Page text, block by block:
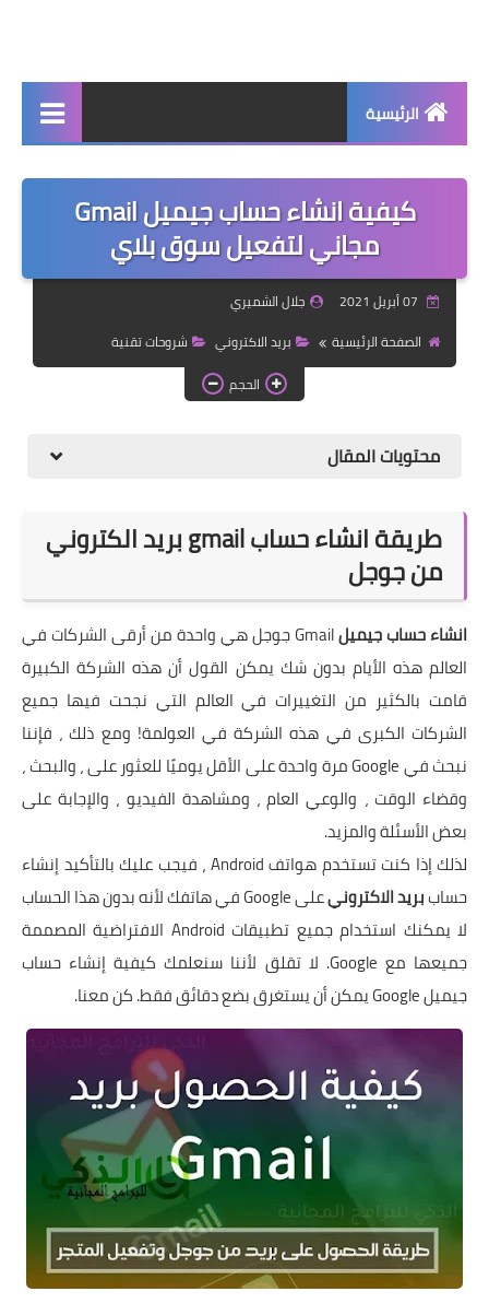
الرئيسية
برامج اساسية
شروحات تقنية
برامج اندرويد
واتساب بلس
كيفية انشاء حساب جيميل Gmail
مجاني لتفعيل سوق بلاي
جلال الشميري
الصفحة الرئيسية
بريد الاكتروني
شروحات تقنية
الحجم
محتويات المقال
طريقة انشاء حساب gmail بريد الكتروني
من جوجل
انشاء حساب جيميل
Gmail جوجل هي واحدة من أرقى الشركات في
العالم هذه الأيام بدون شك يمكن القول أن هذه الشركة الكبيرة
قامت بالكثير من التغييرات في العالم التي نجحت فيها جميع
الشركات الكبرى في هذه الشركة في العولمة! ومع ذلك ، فإننا
نبحث في Google مرة واحدة على الأقل يوميًا للعثور على ، والبحث ،
وقضاء الوقت ، والوعي العام ، ومشاهدة الفيديو ، والإجابة على
بعض الأسئلة والمزيد.
لذلك إذا كنت تستخدم هواتف Android ، فيجب عليك بالتأكيد إنشاء
حساببريد الاكتروني
على Google في هاتفك لأنه بدون هذا الحساب
لا يمكنك استخدام جميع تطبيقات Android الافتراضية المصممة
جميعها مع Google. لا تقلق لأننا سنعلمك كيفية
إنشاء حساب
جيميل